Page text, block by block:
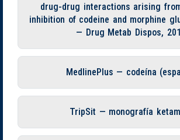
drug-drug interactions arising
inhibition of codeine and morphine
— Drug Metab Dispos,
MedlinePlus — codeína
TripSit — monografía